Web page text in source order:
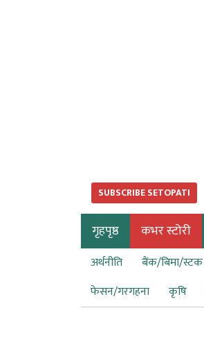
SUBSCRIBE SETOPATI
गृहपृष्ठ कभर स्टोरी
अर्थनीति बैंक/बिमा/स्टक
फेसन/गरगहना
कृषि